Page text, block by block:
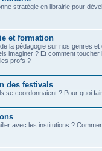
stratégie en librairie pour
et formation
la pédagogie sur nos genres et
imaginer ? Et comment
profs ?
des festivals
se coordonnaient ? Pour quoi
avec les institutions ?